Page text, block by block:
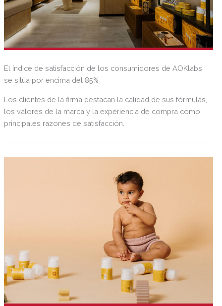
El índice de satisfacción de los consumidores de AOKlabs
se sitúa por encima del 85%
Los clientes de la firma destacan la calidad de sus fórmulas,
los valores de la marca y la experiencia de compra como
principales razones de satisfacción.